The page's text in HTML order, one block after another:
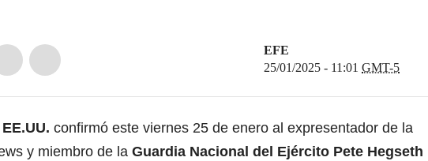
EFE
25/01/2025 - 11:01 GMT-5
EE.UU. confirmó este viernes 25 de enero al expresentador de la
y miembro de la Guardia Nacional del Ejército Pete Hegseth